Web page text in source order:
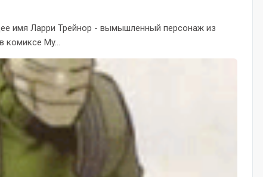
имя Ларри Трейнор - вымышленный персонаж из
комиксе My...